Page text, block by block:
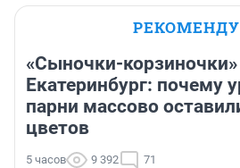
«Сыночки-
Екатеринбург: почему
парни массово
цветов
5 часов 9 392 71